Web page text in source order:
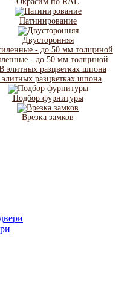
Патинирование
Двусторонняя
- до 50 мм толщиной
разцветках шпона
Подбор фурнитуры
Врезка замков